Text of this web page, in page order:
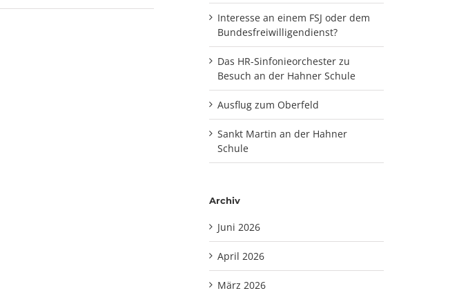
Interesse an einem FSJ oder dem
Bundesfreiwilligendienst?
Das HR-Sinfonieorchester zu
Besuch an der Hahner Schule
Ausflug zum Oberfeld
Sankt Martin an der Hahner
Schule
Archiv
Juni 2026
April 2026
März 2026